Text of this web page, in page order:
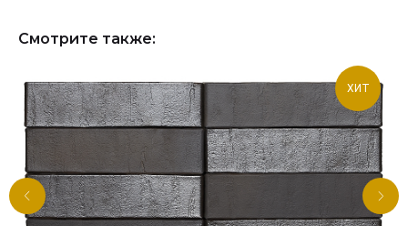
Смотрите также:
ХИТ